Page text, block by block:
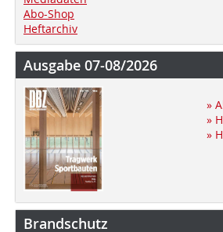
Abo-Shop
Heftarchiv
Ausgabe 07-08/2026
»
»
»
Brandschutz